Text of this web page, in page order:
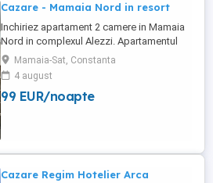
Cazare - Mamaia Nord in resort
Inchiriez apartament 2 camere in Mamaia
Nord in complexul Alezzi. Apartamentul
este nou situat in prima linie la mare la 20
m de plaja. Mobilat si utilat complet,
modern. In resort puteti beneficia de 2
piscine pentru adulti , o piscina copii,
Mamaia-Sat, Constanta
4 august
99 EUR/noapte
Cazare Regim Hotelier Arca